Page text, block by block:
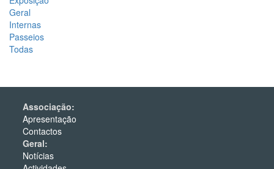
Geral
Internas
Passeios
Todas
Associação:
Apresentação
Contactos
Geral:
Notícias